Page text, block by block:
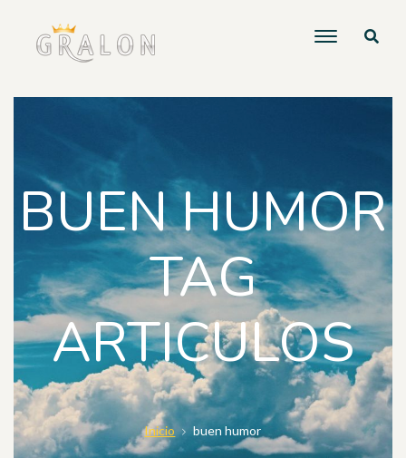
BUEN HUMOR
TAG
ARTICULOS
Inicio buen humor